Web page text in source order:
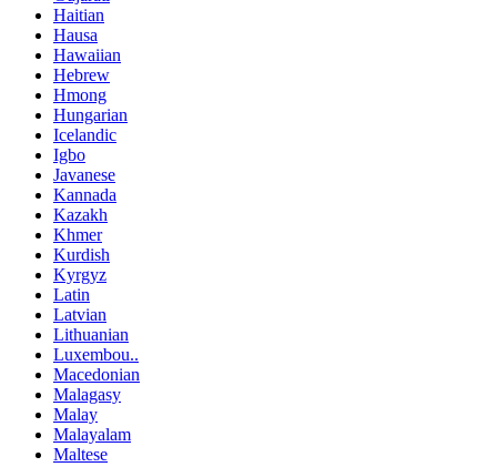
Haitian
Hausa
Hawaiian
Hebrew
Hmong
Hungarian
Icelandic
Igbo
Javanese
Kannada
Kazakh
Khmer
Kurdish
Kyrgyz
Latin
Latvian
Lithuanian
Luxembou..
Macedonian
Malagasy
Malay
Malayalam
Maltese